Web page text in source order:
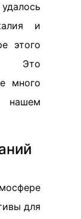
и
этого
Это
много
нашем
для